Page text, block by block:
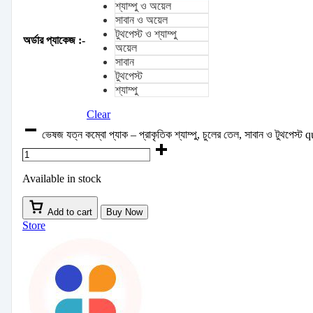
অর্ডার প্যাকেজ :-
শ্যাম্পু ও অয়েল
সাবান ও অয়েল
টুথপেস্ট ও শ্যাম্পু
অয়েল
সাবান
টুথপেস্ট
শ্যাম্পু
Clear
ভেষজ যত্ন কম্বো প্যাক – প্রাকৃতিক শ্যাম্পু, চুলের তেল, সাবান ও টুথপেস্ট
Available in stock
Add to cart Buy Now
Store